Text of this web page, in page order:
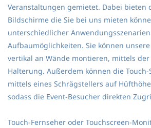
Veranstaltungen gemietet. Dabei bieten
Bildschirme die Sie bei uns mieten
unterschiedlicher
Aufbaumöglichkeiten. Sie können
vertikal an Wände montieren, mittels der
Halterung. Außerdem können die Touch-
mittels eines Schrägstellers auf
sodass die Event-Besucher direkten
Touch-Fernseher oder Touchscreen-